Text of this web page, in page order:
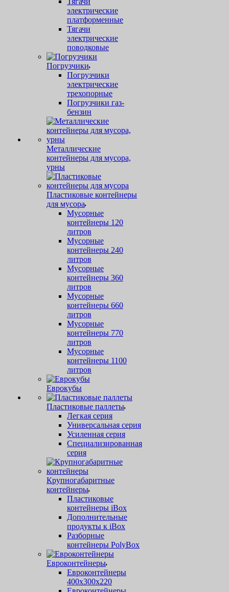
электрические
платформенные
Тягачи
электрические
поводковые
Погрузчики
Погрузчики
электрические
трехопорные
Погрузчики газ-
бензин
Металлические
контейнеры для мусора,
урны
Пластиковые контейнеры
для мусора
Мусорные
контейнеры 120
литров
Мусорные
контейнеры 240
литров
Мусорные
контейнеры 360
литров
Мусорные
контейнеры 660
литров
Мусорные
контейнеры 770
литров
Мусорные
контейнеры 1100
литров
Еврокубы
Пластиковые паллеты
Легкая серия
Универсальная серия
Усиленная серия
Специализированная
серия
Крупногабаритные
контейнеры
Пластиковые
контейнеры iBox
Дополнительные
продукты к iBox
Разборные
контейнеры PolyBox
Евроконтейнеры
Евроконтейнеры
400х300х220